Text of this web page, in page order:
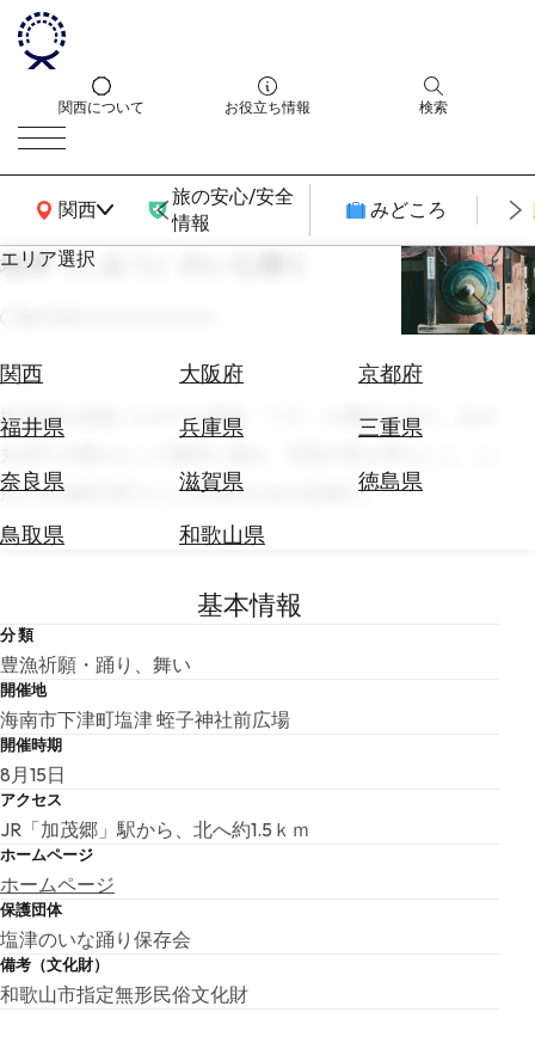
関西について お役立ち情報 検索
関西
関西広域MAP
旅の安心/安全
情報
みどころ
エリア選択
関西 大阪府
京都府
福井県
兵庫県
三重県
奈良県
滋賀県
徳島県
鳥取県
和歌山県
エ
券
テ
を
べ
天
を
見
る
塩津（しおつ）のいな踊り
塩津浦を回遊したボラの親魚「イナ」の豊漁を祈り、日の
かにも漁師の町らしい力強さのある盆踊り。
基本情報
分 類
豊漁祈願・踊り、舞い
開催地
海南市下津町塩津 蛭子神社前広場
開催時期
8月15日
アクセス
JR「加茂郷」駅から、北へ約1.5ｋｍ
ホームページ
ホームページ
保護団体
塩津のいな踊り保存会
備考（文化財）
和歌山市指定無形民俗文化財